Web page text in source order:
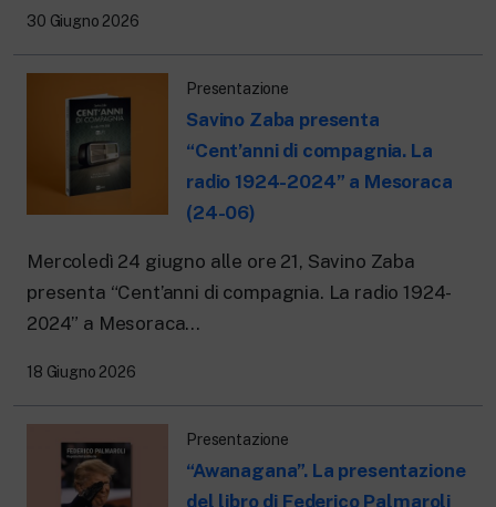
30 Giugno 2026
Presentazione
Savino Zaba presenta
“Cent’anni di compagnia. La
radio 1924-2024” a Mesoraca
(24-06)
Mercoledì 24 giugno alle ore 21, Savino Zaba
presenta “Cent’anni di compagnia. La radio 1924-
2024” a Mesoraca...
18 Giugno 2026
Presentazione
“Awanagana”. La presentazione
del libro di Federico Palmaroli